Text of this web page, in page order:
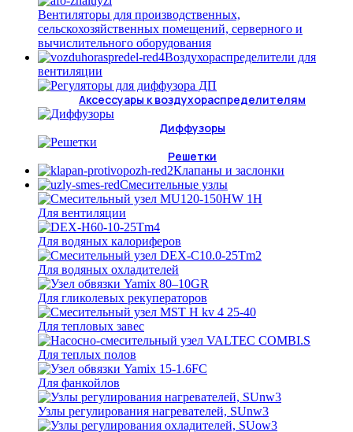
Вентиляторы для производственных,
сельскохозяйственных помещений, серверного и
вычислительного оборудования
Воздухораспределители для
вентиляции
Аксессуары к воздухораспределителям
Диффузоры
Решетки
Клапаны и заслонки
Смесительные узлы
Для вентиляции
Для водяных калориферов
Для водяных охладителей
Для гликолевых рекуператоров
Для тепловых завес
Для теплых полов
Для фанкойлов
Узлы регулирования нагревателей, SUnw3